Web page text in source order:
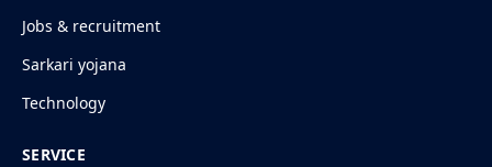
Jobs & recruitment
Sarkari yojana
Technology
SERVICE